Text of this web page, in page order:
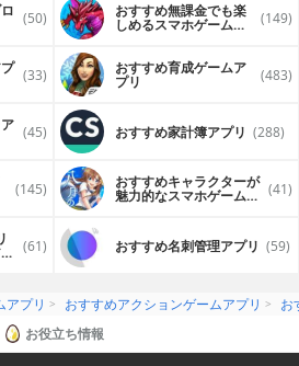
(50) おすすめ無課金でも楽
しめるスマホゲームア (149)
(33) おすすめ育成ゲームア
プリ (483)
(45) おすすめ家計簿アプリ (288)
(145) おすすめキャラクターが
魅力的なスマホゲームア (41)
(61) おすすめ名刺管理アプリ (59)
アプリ おすすめアクションゲームアプリ
お
お役立ち情報